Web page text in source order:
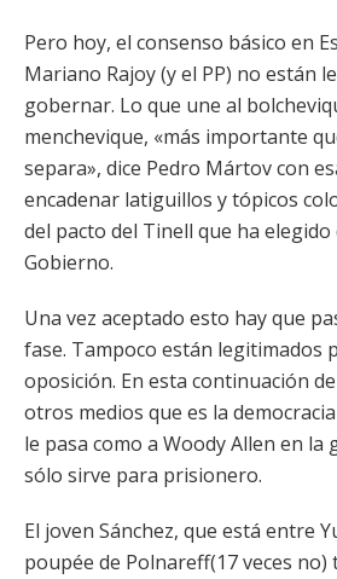
Pero hoy, el consenso básico en
Mariano Rajoy (y el PP) no están
gobernar. Lo que une al
menchevique, «más importante
separa», dice Pedro Mártov con
encadenar latiguillos y tópicos
del pacto del Tinell que ha
Gobierno.
Una vez aceptado esto hay que
fase. Tampoco están legitimados
oposición. En esta continuación
otros medios que es la
le pasa como a Woody Allen en la
sólo sirve para prisionero.
El joven Sánchez, que está entre
poupée de Polnareff(17 veces no)